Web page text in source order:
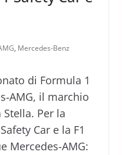
, Mercedes-Benz
di Formula 1
il marchio
Per la
Car e la F1
Mercedes-AMG: